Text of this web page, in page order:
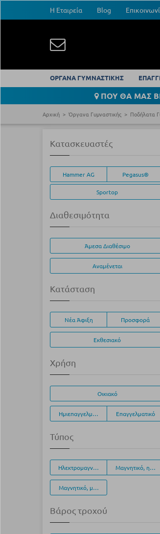
Η Εταιρεία Blog
ΟΡΓΑΝΑ ΓΥΜΝΑΣΤΙΚΗΣ
ΠΟΥ ΘΑ ΜΑΣ
Αρχική Όργανα Γυμναστικής Ποδήλατα
Κατασκευαστές
Hammer AG Pegasus®
Sportop
Διαθεσιμότητα
Άμεσα Διαθέσιμο
Αναμένεται
Κατάσταση
Νέα Άφιξη Προσφορά
Εκθεσιακό
Χρήση
Οικιακό
Ημιεπαγγελματικό Επαγγελματικό
Τύπος
Ηλεκτρομαγνητικό, (EMS)Μαγνητικό,
Μαγνητικό, μηχανικά ρυθμιζόμενο
Βάρος τροχού